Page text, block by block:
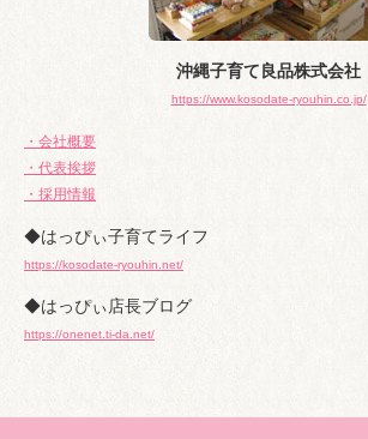
沖縄子育て良品株式会社
https://www.kosodate-ryouhin.co.jp/
・会社概要
・代表挨拶
・採用情報
◆はっぴぃ子育てライフ
https://kosodate-ryouhin.net/
◆はっぴぃ店長ブログ
https://onenet.ti-da.net/